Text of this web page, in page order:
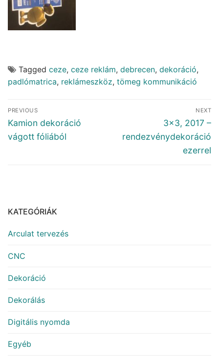
Tagged ceze, ceze reklám, debrecen, dekoráció,
padlómatrica, reklámeszköz, tömeg kommunikáció
Bejegyzés
navigáció
PREVIOUS
Previous
post:
Kamion dekoráció
vágott fóliából
NEXT
Next
post:
3×3, 2017 –
rendezvénydekoráció
ezerrel
KATEGÓRIÁK
Arculat tervezés
CNC
Dekoráció
Dekorálás
Digitális nyomda
Egyéb